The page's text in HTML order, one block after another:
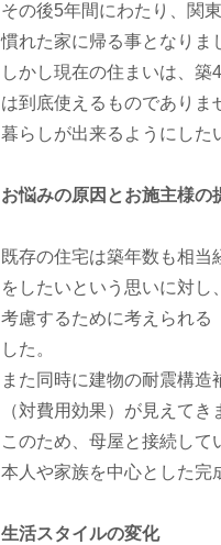
その後5年間にわたり、関
慣れた家に帰る事となりま
しかし現在の住まいは、
は到底使えるものでありま
暮らしが出来るようにした
お悩みの原因とお施主様の
既存の住宅は築年数も相
をしたいという思いに対
考慮するために考えられる
した。
また同時に建物の耐震構
（対費用効果）が見えてき
このため、母屋と接続し
本人や家族を中心とした完
生活スタイルの変化